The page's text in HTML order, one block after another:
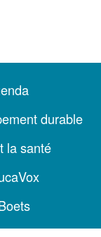
durable
la santé